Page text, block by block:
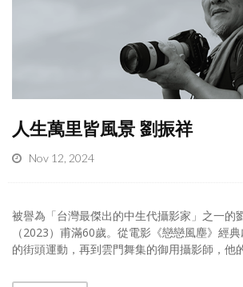
人生萬里皆風景 劉振祥
Nov 12, 2024
被譽為「台灣最傑出的中生代攝影家」之一的
（2023）甫滿60歲。從電影《戀戀風塵》經
的街頭運動，再到雲門舞集的御用攝影師，他